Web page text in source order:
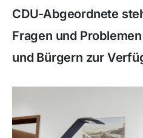
CDU-Abgeordnete
Fragen und
und Bürgern zur